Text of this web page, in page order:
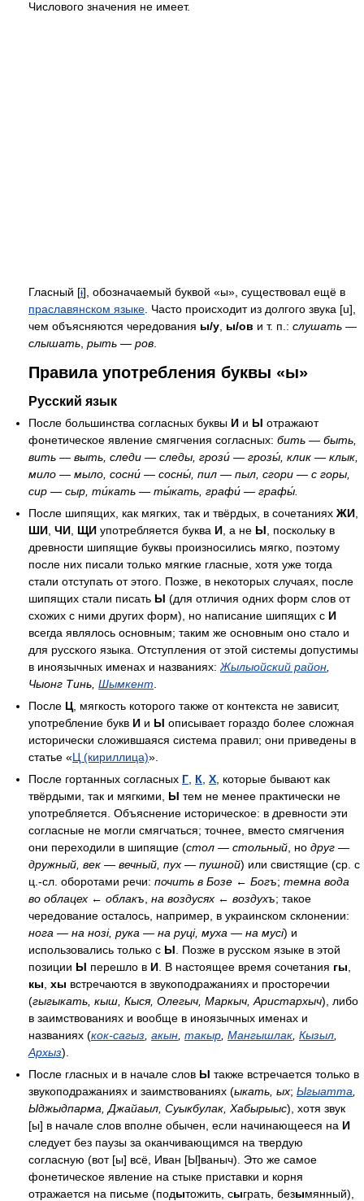
Числового значения не имеет.
Гласный [ɨ], обозначаемый буквой «ы», существовал ещё в
праславянском языке . Часто происходит из долгого звука [u],
чем объясняются чередования ы/у ы/ов и т. п.: слушать —
слышать рыть — ров
Правила употребления буквы «ы»
Русский язык
После большинства согласных буквы И и Ы отражают
фонетическое явление смягчения согласных: бить — быть,
вить — выть, следи — следы, грози́ — грозы́, клик — клык,
мило — мыло, сосни́ — сосны́, пил — пыл, сгори — с горы,
сир — сыр, ти́кать — ты́кать, графи́ — графы́.
После шипящих, как мягких, так и твёрдых, в сочетаниях ЖИ
ШИ ЧИ ЩИ употребляется буква И , а не Ы , поскольку в
древности шипящие буквы произносились мягко, поэтому
после них писали только мягкие гласные, хотя уже тогда
стали отступать от этого. Позже, в некоторых случаях, после
шипящих стали писать Ы (для отличия одних форм слов от
схожих с ними других форм), но написание шипящих с И
всегда являлось основным; таким же основным оно стало и
для русского языка. Отступления от этой системы допустимы
в иноязычных именах и названиях: Жылыойский район
Чыонг Тинь, Шымкент
После Ц , мягкость которого также от контекста не зависит,
употребление букв И и Ы описывает гораздо более сложная
исторически сложившаяся система правил; они приведены в
статье «Ц (кириллица)».
После гортанных согласных Г К Х , которые бывают как
твёрдыми, так и мягкими, Ы тем не менее практически не
употребляется. Объяснение историческое: в древности эти
согласные не могли смягчаться; точнее, вместо смягчения
они переходили в шипящие (стол — стольный , но друг —
дружный, век — вечный, пух — пушной) или свистящие (ср. с
ц.-сл. оборотами речи: почить в Бозе ← Богъ; темна вода
во облацех ← облакъ на воздусях ← воздухъ; такое
чередование осталось, например, в украинском склонении:
нога — на нозі, рука — на руці, муха — на мусі) и
использовались только с Ы . Позже в русском языке в этой
позиции Ы перешло в И . В настоящее время сочетания гы
кы хы встречаются в звукоподражаниях и просторечии
(гыгыкать, кыш, Кыся, Олегыч, Маркыч, Аристархыч), либо
в заимствованиях и вообще в иноязычных именах и
названиях (кок-сагыз акын такыр Мангышлак Кызыл
Архыз).
После гласных и в начале слов Ы также встречается только в
звукоподражаниях и заимствованиях (ыкать, ых; Ыгыатта
Ыджыдпарма, Джайаыл, Суыкбулак, Хабырыыс), хотя звук
[ы] в начале слов вполне обычен, если начинающееся на И
следует без паузы за оканчивающимся на твердую
согласную (вот [ы] всё, Иван [Ы]ваныч). Это же самое
фонетическое явление на стыке приставки и корня
отражается на письме (подытожить, cыграть, безымянный),